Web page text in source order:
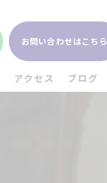
お問い合わせはこちら
アクセス ブログ